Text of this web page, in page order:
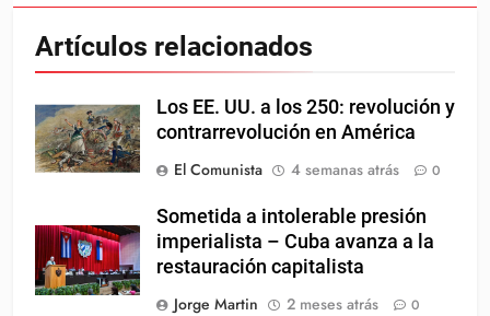
Artículos relacionados
Los EE. UU. a los 250: revolución y
contrarrevolución en América
El Comunista
4 semanas atrás 0
Sometida a intolerable presión
imperialista – Cuba avanza a la
restauración capitalista
Jorge Martin
2 meses atrás 0